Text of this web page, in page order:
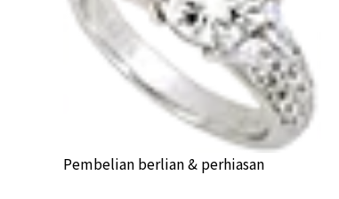
Pembelian berlian & perhiasan